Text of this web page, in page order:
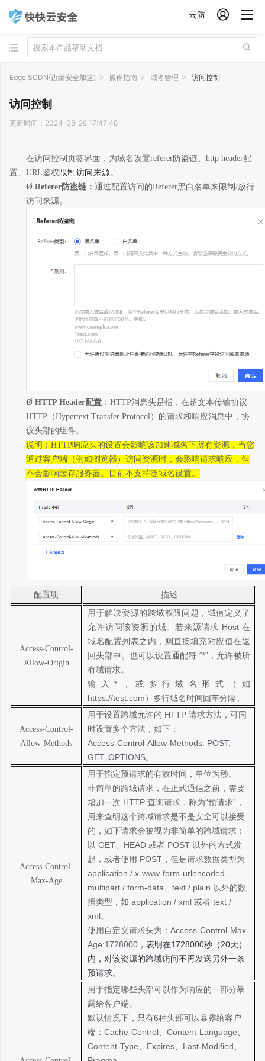
云防 
Edge SCDN(边缘安全加速) 操作指南 域名管理 访问控制
访问控制
更新时间：2024-08-26 17:47:48
在访问控制页签界面， 为域名设置referer防盗链、 http header配
置、 URL鉴权 限制访问来源。
Ø Referer防盗链： 通过配置访问的Referer黑白名单来限制 /放行
访问来源。
Ø HTTP Header配置 ： HTTP消息头是指，在超文本传输协议
HTTP （Hypertext Transfer Protocol ）的请求和响应消息中，协
议头部的组件。
说明： HTTP响应头的设置会影响该加速域名下所有资源，当您
通过客户端（例如浏览器）访问资源时，会影响请求响应，但
不会影响缓存服务器。目前不支持泛域名设置。
配置项 描述
Access-Control-
Allow-Origin
用于解决资源的跨域权限问题，域值定义了
允许访问该资源的域。若来源请求 Host 在
域名配置列表之内，则直接填充对应值在返
回头部中。也可以设置通配符 “*”，允许被所
有域请求。
输入*，或多行域名形式（如
https://test.com）多行域名时间回车分隔。
Access-Control-
Allow-Methods
用于设置跨域允许的 HTTP 请求方法，可同
时设置多个方法，如下：
Access-Control-Allow-Methods: POST,
GET, OPTIONS。
Access-Control-
Max-Age
用于指定预请求的有效时间，单位为秒。
非简单的跨域请求，在正式通信之前，需要
增加一次 HTTP 查询请求，称为“预请求”，
用来查明这个跨域请求是不是安全可以接受
的，如下请求会被视为非简单的跨域请求：
以 GET、HEAD 或者 POST 以外的方式发
起，或者使用 POST，但是请求数据类型为
application / x-www-form-urlencoded、
multipart / form-data、text / plain 以外的数
据类型，如 application / xml 或者 text /
xml。
使用自定义请求头为：Access-Control-Max-
Age:1728000 ，表明在1728000秒（20天）
内，对该资源的跨域访问不再发送另外一条
预请求。
用于指定哪些头部可以作为响应的一部分暴
露给客户端。
默认情况下，只有6种头部可以暴露给客户
端：Cache-Control、Content-Language、
Content-Type、Expires、Last-Modified、